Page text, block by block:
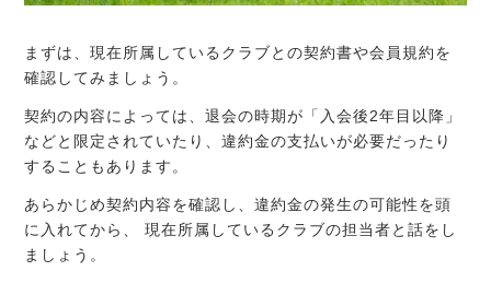
まずは、現在所属しているクラブとの契約書や会員規約を
確認してみましょう。
契約の内容によっては、退会の時期が「入会後2年目以降」
などと限定されていたり、違約金の支払いが必要だったり
することもあります。
あらかじめ契約内容を確認し、違約金の発生の可能性を頭
に入れてから、 現在所属しているクラブの担当者と話をし
ましょう。